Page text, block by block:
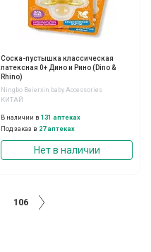
Соска-пустышка классическая
латексная 0+ Дино и Рино (Dino &
Rhino)
Ningbo Beierxin baby Accessories
КИТАЙ
В наличии в 131 аптеках
Под заказ в 27 аптеках
Нет в наличии
106